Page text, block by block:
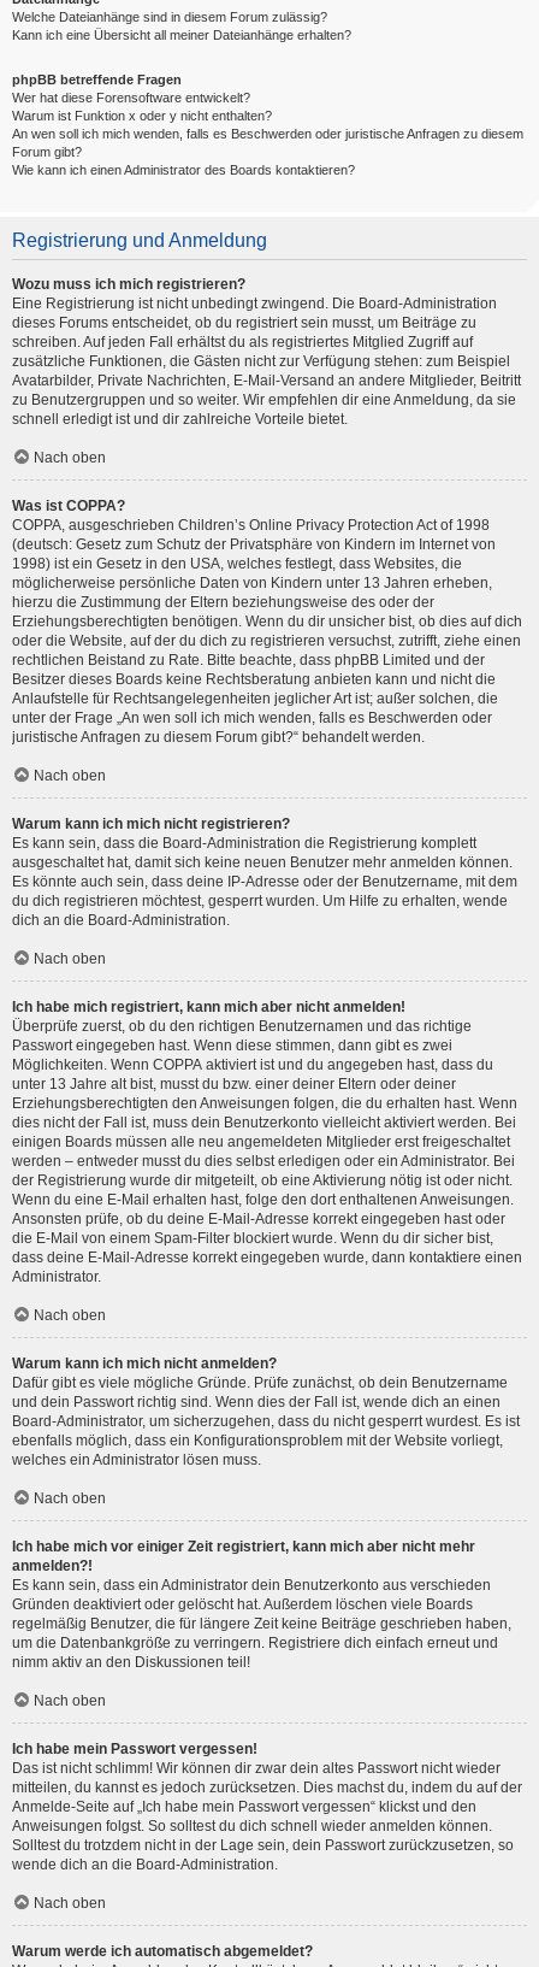
Welche Dateianhänge sind in diesem Forum zulässig?
Kann ich eine Übersicht all meiner Dateianhänge erhalten?
phpBB betreffende Fragen
Wer hat diese Forensoftware entwickelt?
Warum ist Funktion x oder y nicht enthalten?
An wen soll ich mich wenden, falls es Beschwerden oder juristische Anfragen zu diesem
Forum gibt?
Wie kann ich einen Administrator des Boards kontaktieren?
Registrierung und Anmeldung
Wozu muss ich mich registrieren?
Eine Registrierung ist nicht unbedingt zwingend. Die Board-Administration
dieses Forums entscheidet, ob du registriert sein musst, um Beiträge zu
schreiben. Auf jeden Fall erhältst du als registriertes Mitglied Zugriff auf
zusätzliche Funktionen, die Gästen nicht zur Verfügung stehen: zum Beispiel
Avatarbilder, Private Nachrichten, E-Mail-Versand an andere Mitglieder, Beitritt
zu Benutzergruppen und so weiter. Wir empfehlen dir eine Anmeldung, da sie
schnell erledigt ist und dir zahlreiche Vorteile bietet.
Nach oben
Was ist COPPA?
COPPA, ausgeschrieben Children’s Online Privacy Protection Act of 1998
(deutsch: Gesetz zum Schutz der Privatsphäre von Kindern im Internet von
1998) ist ein Gesetz in den USA, welches festlegt, dass Websites, die
möglicherweise persönliche Daten von Kindern unter 13 Jahren erheben,
hierzu die Zustimmung der Eltern beziehungsweise des oder der
Erziehungsberechtigten benötigen. Wenn du dir unsicher bist, ob dies auf dich
oder die Website, auf der du dich zu registrieren versuchst, zutrifft, ziehe einen
rechtlichen Beistand zu Rate. Bitte beachte, dass phpBB Limited und der
Besitzer dieses Boards keine Rechtsberatung anbieten kann und nicht die
Anlaufstelle für Rechtsangelegenheiten jeglicher Art ist; außer solchen, die
unter der Frage „An wen soll ich mich wenden, falls es Beschwerden oder
juristische Anfragen zu diesem Forum gibt?“ behandelt werden.
Nach oben
Warum kann ich mich nicht registrieren?
Es kann sein, dass die Board-Administration die Registrierung komplett
ausgeschaltet hat, damit sich keine neuen Benutzer mehr anmelden können.
Es könnte auch sein, dass deine IP-Adresse oder der Benutzername, mit dem
du dich registrieren möchtest, gesperrt wurden. Um Hilfe zu erhalten, wende
dich an die Board-Administration.
Nach oben
Ich habe mich registriert, kann mich aber nicht anmelden!
Überprüfe zuerst, ob du den richtigen Benutzernamen und das richtige
Passwort eingegeben hast. Wenn diese stimmen, dann gibt es zwei
Möglichkeiten. Wenn COPPA aktiviert ist und du angegeben hast, dass du
unter 13 Jahre alt bist, musst du bzw. einer deiner Eltern oder deiner
Erziehungsberechtigten den Anweisungen folgen, die du erhalten hast. Wenn
dies nicht der Fall ist, muss dein Benutzerkonto vielleicht aktiviert werden. Bei
einigen Boards müssen alle neu angemeldeten Mitglieder erst freigeschaltet
werden – entweder musst du dies selbst erledigen oder ein Administrator. Bei
der Registrierung wurde dir mitgeteilt, ob eine Aktivierung nötig ist oder nicht.
Wenn du eine E-Mail erhalten hast, folge den dort enthaltenen Anweisungen.
Ansonsten prüfe, ob du deine E-Mail-Adresse korrekt eingegeben hast oder
die E-Mail von einem Spam-Filter blockiert wurde. Wenn du dir sicher bist,
dass deine E-Mail-Adresse korrekt eingegeben wurde, dann kontaktiere einen
Administrator.
Nach oben
Warum kann ich mich nicht anmelden?
Dafür gibt es viele mögliche Gründe. Prüfe zunächst, ob dein Benutzername
und dein Passwort richtig sind. Wenn dies der Fall ist, wende dich an einen
Board-Administrator, um sicherzugehen, dass du nicht gesperrt wurdest. Es ist
ebenfalls möglich, dass ein Konfigurationsproblem mit der Website vorliegt,
welches ein Administrator lösen muss.
Nach oben
Ich habe mich vor einiger Zeit registriert, kann mich aber nicht mehr
anmelden?!
Es kann sein, dass ein Administrator dein Benutzerkonto aus verschieden
Gründen deaktiviert oder gelöscht hat. Außerdem löschen viele Boards
regelmäßig Benutzer, die für längere Zeit keine Beiträge geschrieben haben,
um die Datenbankgröße zu verringern. Registriere dich einfach erneut und
nimm aktiv an den Diskussionen teil!
Nach oben
Ich habe mein Passwort vergessen!
Das ist nicht schlimm! Wir können dir zwar dein altes Passwort nicht wieder
mitteilen, du kannst es jedoch zurücksetzen. Dies machst du, indem du auf der
Anmelde-Seite auf „Ich habe mein Passwort vergessen“ klickst und den
Anweisungen folgst. So solltest du dich schnell wieder anmelden können.
Solltest du trotzdem nicht in der Lage sein, dein Passwort zurückzusetzen, so
wende dich an die Board-Administration.
Nach oben
Warum werde ich automatisch abgemeldet?